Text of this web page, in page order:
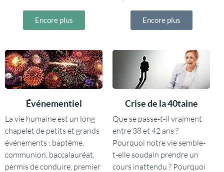
Encore plus Encore plus
Événementiel
La vie humaine est un long
chapelet de petits et grands
événements : baptême,
communion, baccalauréat,
permis de conduire, premier
Crise de la 40taine
Que se passe-t-il vraiment
entre 38 et 42 ans ?
Pourquoi notre vie semble-
t-elle soudain prendre un
cours inattendu ? Pourquoi